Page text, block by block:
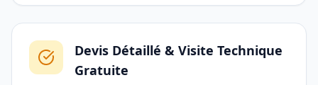
Devis Détaillé & Visite Technique
Gratuite